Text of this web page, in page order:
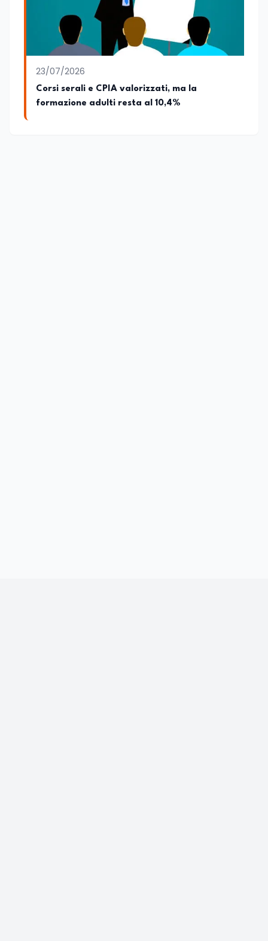
23/07/2026
Corsi serali e CPIA valorizzati, ma la
formazione adulti resta al 10,4%